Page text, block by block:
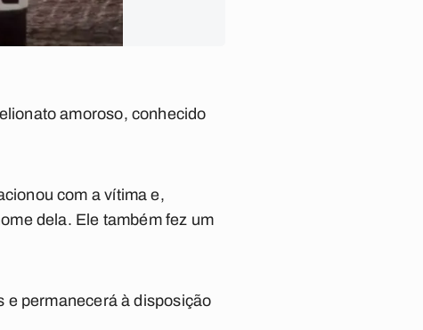
amoroso, conhecido
com a vítima e,
dela. Ele também fez um
e permanecerá à disposição